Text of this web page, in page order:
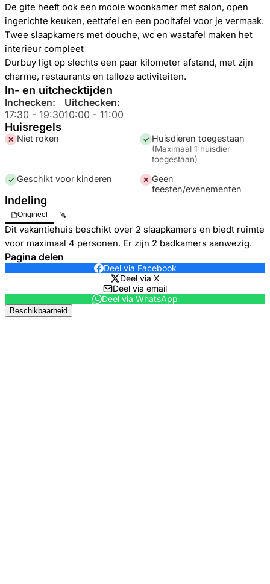
De gite heeft ook een mooie woonkamer met salon, open
ingerichte keuken, eettafel en een pooltafel voor je vermaak.
Twee slaapkamers met douche, wc en wastafel maken het
interieur compleet
Durbuy ligt op slechts een paar kilometer afstand, met zijn
charme, restaurants en talloze activiteiten.
In- en uitchecktijden
Inchecken:
17:30 - 19:30
Uitchecken:
10:00 - 11:00
Huisregels
✕ Niet roken ✓ Huisdieren toegestaan
(Maximaal 1 huisdier
toegestaan)
✓ Geschikt voor kinderen ✕ Geen
feesten/evenementen
Indeling
Origineel
Dit vakantiehuis beschikt over 2 slaapkamers en biedt ruimte
voor maximaal 4 personen. Er zijn 2 badkamers aanwezig.
Pagina delen
Deel via Facebook
Deel via X
Deel via email
Deel via WhatsApp
Beschikbaarheid